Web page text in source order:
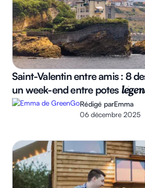
Saint-Valentin entre amis : 8
un week-end entre potes
Rédigé parEmma
06 décembre 2025